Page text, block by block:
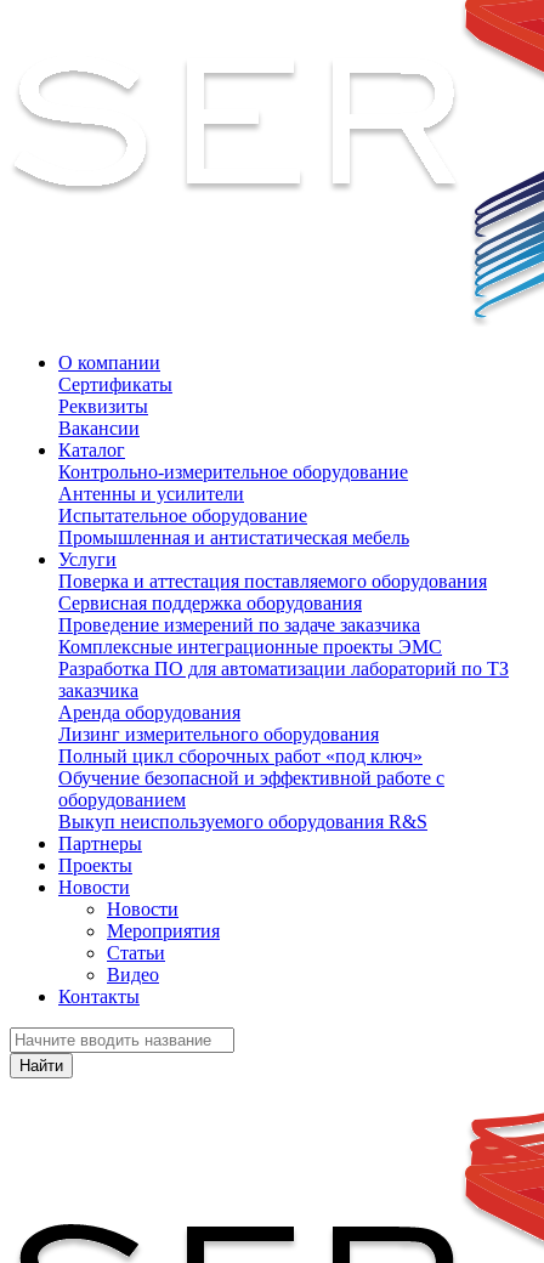
О компании
Сертификаты
Реквизиты
Вакансии
Каталог
Контрольно-измерительное оборудование
Антенны и усилители
Испытательное оборудование
Промышленная и антистатическая мебель
Услуги
Поверка и аттестация поставляемого оборудования
Сервисная поддержка оборудования
Проведение измерений по задаче заказчика
Комплексные интеграционные проекты ЭМС
Разработка ПО для автоматизации лабораторий по ТЗ
заказчика
Аренда оборудования
Лизинг измерительного оборудования
Полный цикл сборочных работ «под ключ»
Обучение безопасной и эффективной работе с
оборудованием
Выкуп неиспользуемого оборудования R&S
Партнеры
Проекты
Новости
Новости
Мероприятия
Статьи
Видео
Контакты
Найти